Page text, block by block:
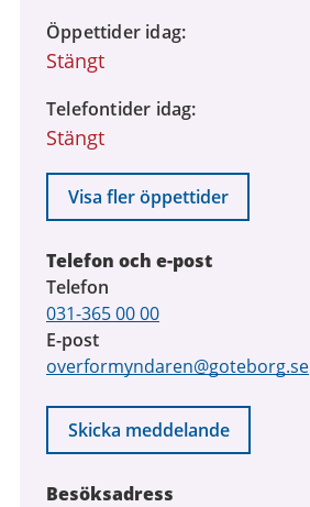
2026
Öppettider idag
Stängt
Telefontider idag
Stängt
Visa fler öppettider
Telefon och e-post
Telefon
031-365 00 00
E-post
overformyndaren@goteborg.se
Skicka meddelande
Besöksadress